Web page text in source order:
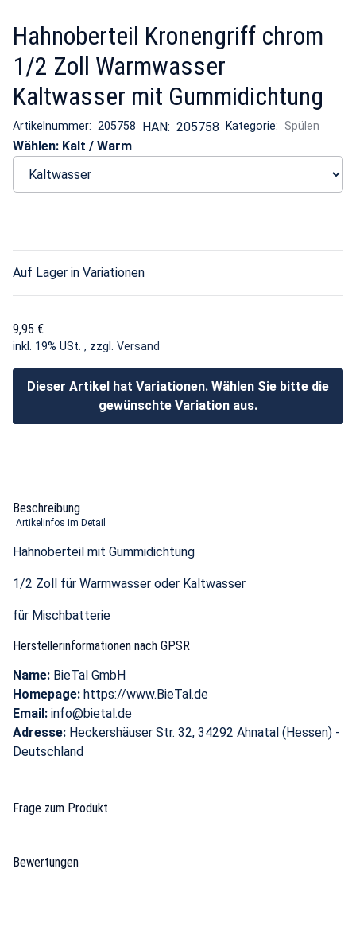
Hahnoberteil Kronengriff chrom
1/2 Zoll Warmwasser
Kaltwasser mit Gummidichtung
Artikelnummer: 205758 HAN: 205758 Kategorie: Spülen
Wählen: Kalt / Warm
Auf Lager in Variationen
9,95 €
inkl. 19% USt. , zzgl. Versand
Dieser Artikel hat Variationen. Wählen Sie bitte die
gewünschte Variation aus.
Beschreibung
Artikelinfos im Detail
Hahnoberteil mit Gummidichtung
1/2 Zoll für Warmwasser oder Kaltwasser
für Mischbatterie
Herstellerinformationen nach GPSR
Name: BieTal GmbH
Homepage: https://www.BieTal.de
Email: info@bietal.de
Adresse: Heckershäuser Str. 32, 34292 Ahnatal (Hessen) -
Deutschland
Frage zum Produkt
Bewertungen